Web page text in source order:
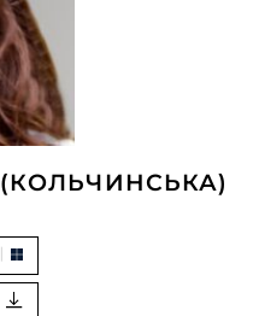
(КОЛЬЧИНСЬКА)